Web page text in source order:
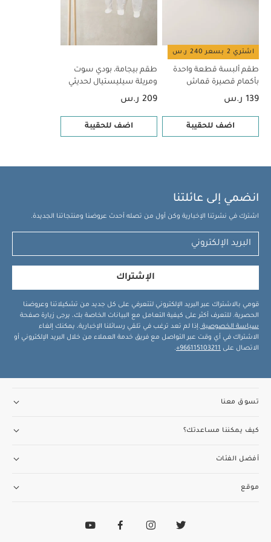
اشتري 2 بسعر 240 ر.س
طقم ألبسة قطعة واحدة
بأكمام قصيرة قماش
عضوي بلون أبيض - 5 قطع
139 ر.س
اضف للحقيبة
طقم بيجامة، بودي سوت
ومريلة سيليستيال لحديثي
الولادة، 5 قطع
209 ر.س
اضف للحقيبة
انضمي إلى عائلتنا
اشترك في نشرتنا الإخبارية وكن أول من تصله أحدث عروضنا ومنتجاتنا الجديدة.
الإشتراك
قومي بالاشتراك عبر البريد الإلكتروني لتتعرفي على كل جديد من تشكيلاتنا وعروضنا
الحصرية. للتعرف أكثر على كيفية التعامل مع البيانات الخاصة بك، يرجى زيارة صفحة
سياسة الخصوصية .إذا لم تعد ترغب في تلقي رسائلنا الإخبارية، يمكنك إلغاء
الاشتراك في أي وقت عبر التواصل مع فريق خدمة العملاء من خلال البريد الإلكتروني أو
الاتصال على 966115103211+
.
تسوق معنا
كيف يمكننا مساعدتك؟
أفضل الفئات
موقع